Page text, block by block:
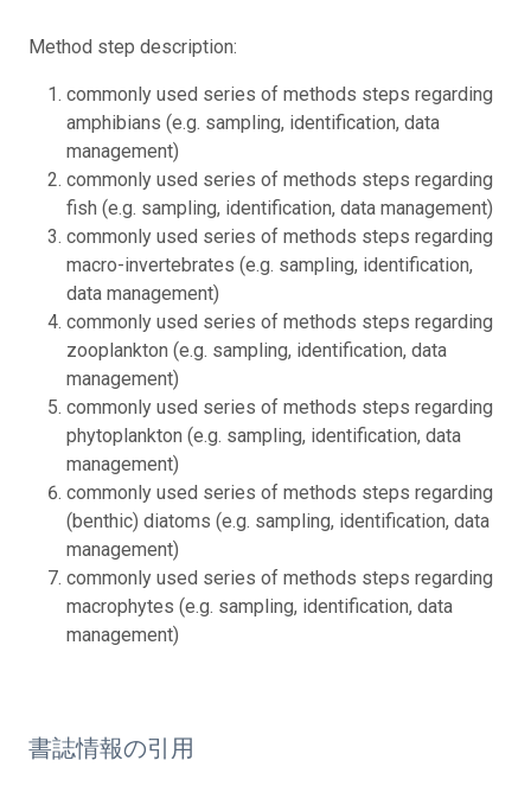
Method step description:
commonly used series of methods steps regarding
amphibians (e.g. sampling, identification, data
management)
commonly used series of methods steps regarding
fish (e.g. sampling, identification, data management)
commonly used series of methods steps regarding
macro-invertebrates (e.g. sampling, identification,
data management)
commonly used series of methods steps regarding
zooplankton (e.g. sampling, identification, data
management)
commonly used series of methods steps regarding
phytoplankton (e.g. sampling, identification, data
management)
commonly used series of methods steps regarding
(benthic) diatoms (e.g. sampling, identification, data
management)
commonly used series of methods steps regarding
macrophytes (e.g. sampling, identification, data
management)
書誌情報の引用